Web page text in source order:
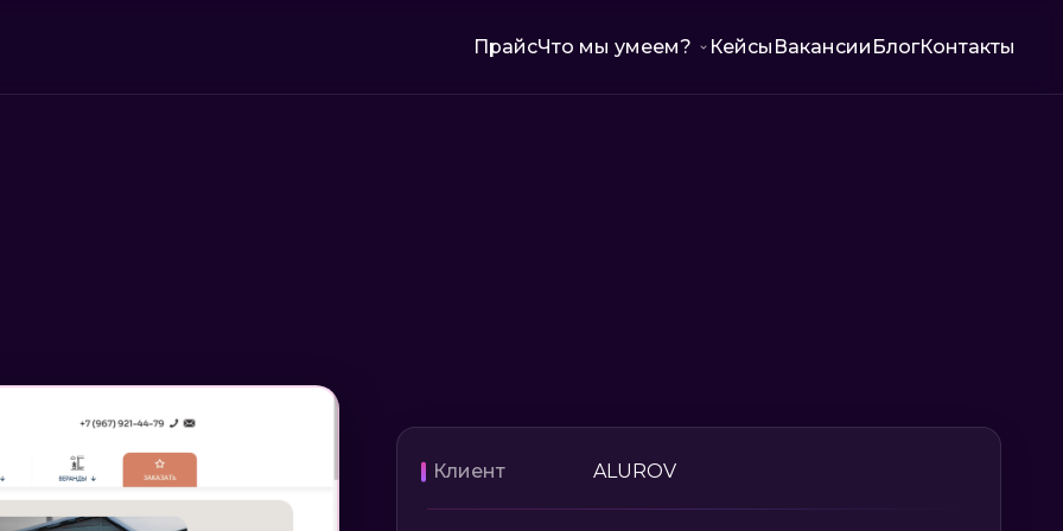
ПрайсЧто мы умеем? Кейсы Вакансии БлогКонтакты
Клиент ALUROV